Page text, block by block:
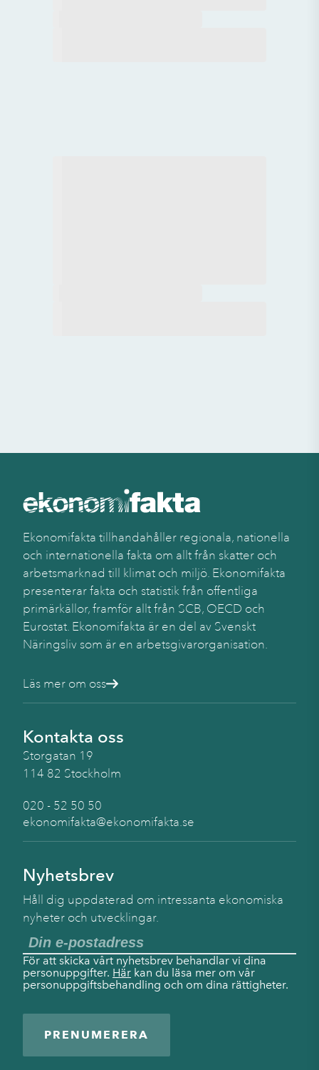
Ekonomifakta tillhandahåller regionala, nationella
och internationella fakta om allt från skatter och
arbetsmarknad till klimat och miljö. Ekonomifakta
presenterar fakta och statistik från offentliga
primärkällor, framför allt från SCB, OECD och
Eurostat. Ekonomifakta är en del av Svenskt
Näringsliv som är en arbetsgivarorganisation.
Läs mer om oss
Kontakta oss
Storgatan 19
114 82 Stockholm
020 - 52 50 50
ekonomifakta@ekonomifakta.se
Nyhetsbrev
Håll dig uppdaterad om intressanta ekonomiska
nyheter och utvecklingar.
För att skicka vårt nyhetsbrev behandlar vi dina
personuppgifter. Här kan du läsa mer om vår
personuppgiftsbehandling och om dina rättigheter.
PRENUMERERA